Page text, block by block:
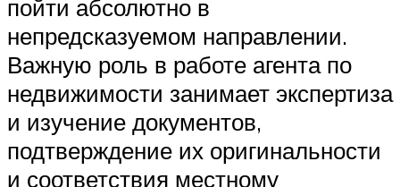
пойти абсолютно в
непредсказуемом направлении.
Важную роль в работе агента по
недвижимости занимает экспертиза
и изучение документов,
подтверждение их оригинальности
и соответствия местному